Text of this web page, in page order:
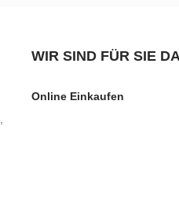
WIR SIND FÜR SIE
Online Einkaufen